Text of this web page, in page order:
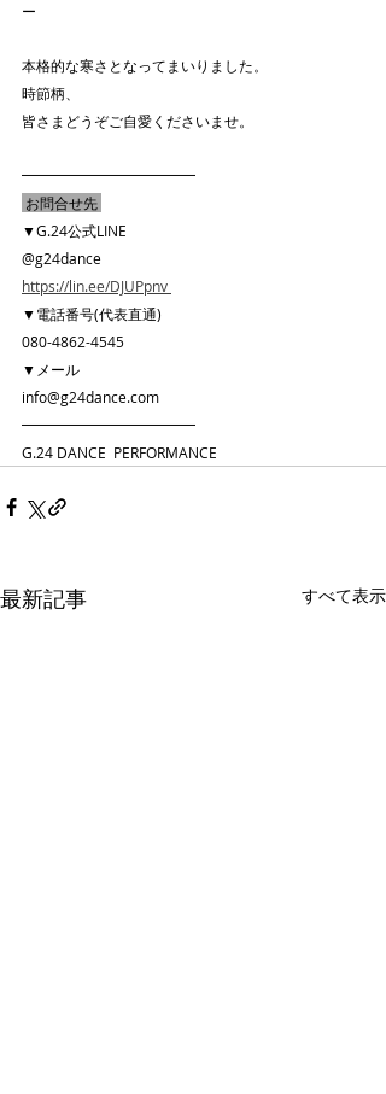
ー
本格的な寒さとなってまいりました。
時節柄、
皆さまどうぞご自愛くださいませ。
━━━━━━━━━━━━
お問合せ先
▼G.24公式LINE
@g24dance
https://lin.ee/DJUPpnv
▼電話番号(代表直通)
080-4862-4545
▼メール
info@g24dance.com
━━━━━━━━━━━━
G.24 DANCE  PERFORMANCE
最新記事 すべて表示